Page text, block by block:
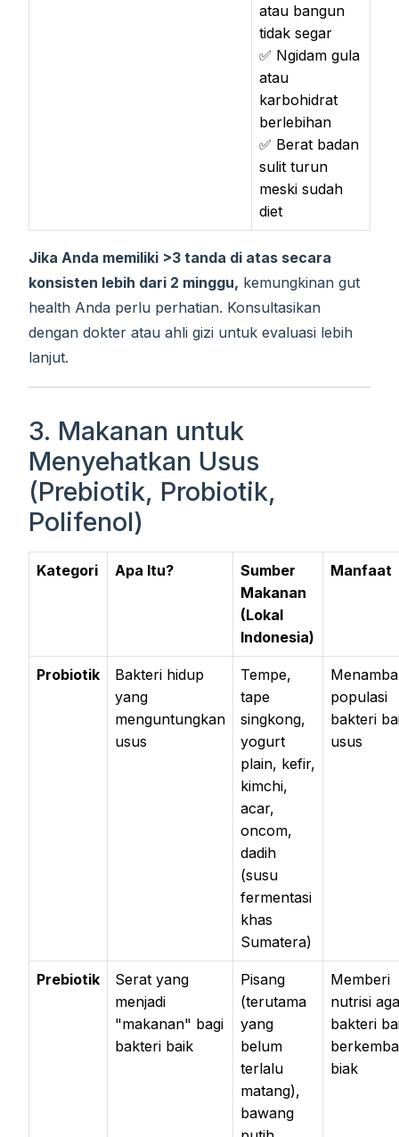
atau bangun
tidak segar
✅ Ngidam gula
atau
karbohidrat
berlebihan
✅ Berat badan
sulit turun
meski sudah
diet
Jika Anda memiliki >3 tanda di atas secara
konsisten lebih dari 2 minggu, kemungkinan gut
health Anda perlu perhatian. Konsultasikan
dengan dokter atau ahli gizi untuk evaluasi lebih
lanjut.
3. Makanan untuk
Menyehatkan Usus
(Prebiotik, Probiotik,
Polifenol)
Kategori Apa Itu?
Sumber
Makanan
(Lokal
Indonesia)
Manfaat
Probiotik
Bakteri hidup
yang
menguntungkan
usus
Tempe,
tape
singkong,
yogurt
plain, kefir,
kimchi,
acar,
oncom,
dadih
(susu
fermentasi
khas
Sumatera)
populasi
bakteri
usus
Prebiotik
Serat yang
menjadi
"makanan" bagi
bakteri baik
Pisang
(terutama
yang
belum
terlalu
matang),
bawang
Memberi
nutrisi
bakteri
biak